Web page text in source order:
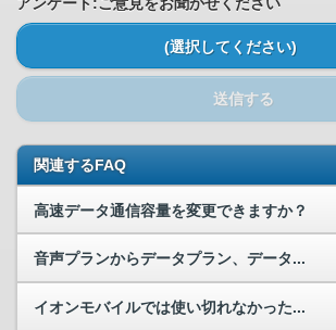
(選択してください)
送信する
関連するFAQ
高速データ通信容量を変更できますか？
音声プランからデータプラン、データ...
イオンモバイルでは使い切れなかった...